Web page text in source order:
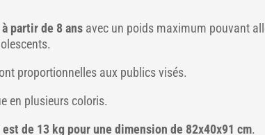
à partir de 8 ans avec un poids maximum pouvant
proportionnelles aux publics visés.
en plusieurs coloris.
de 13 kg pour une dimension de 82x40x91 cm.